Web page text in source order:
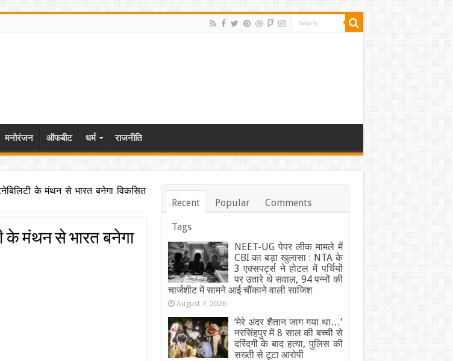
मनोरंजन ऑफबीट धर्म राजनीति
के मंथन से भारत बनेगा विकसित
के मंथन से भारत बनेगा
Recent Popular Comments
Tags
NEET-UG पेपर लीक मामले में
CBI का बड़ा खुलासा : NTA के
3 एक्सपर्ट्स ने होटल में पर्चियों
पर उतारे थे सवाल, 94 पन्नों की
चार्जशीट में सामने आई चौंकाने वाली साजिश
August 7, 2026
‘मेरे अंदर शैतान जाग गया था…’
नरसिंहपुर में 8 साल की बच्ची से
दरिंदगी के बाद हत्या, पुलिस की
सख्ती से टूटा आरोपी